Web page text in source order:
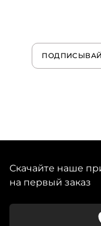
Скачайте наше
на первый заказ